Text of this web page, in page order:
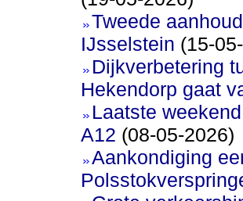
Tweede
IJsselstein (15-
Dijkverbetering
Hekendorp gaat
Laatste
A12 (08-05-2026)
Aankondiging